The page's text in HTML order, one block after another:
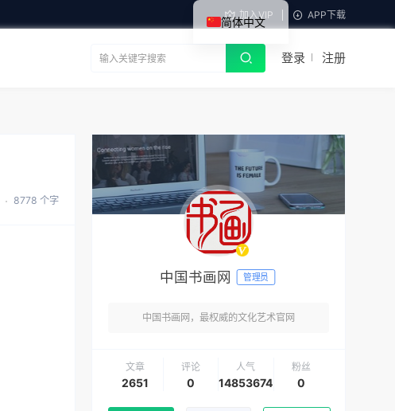
加入VIP APP下载
登录 注册
8778 个字
中国书画网 管理员
中国书画网，最权威的文化艺术官网
文章
2651
评论
0
人气
14853674
粉丝
0
简体中文